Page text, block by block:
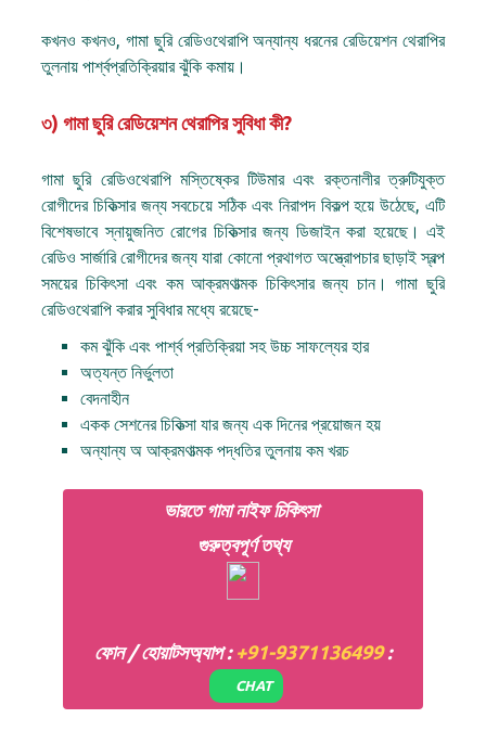
কখনও কখনও, গামা ছুরি রেডিওথেরাপি অন্যান্য ধরনের রেডিয়েশন থেরাপির
তুলনায় পার্শ্বপ্রতিক্রিয়ার ঝুঁকি কমায়।
৩) গামা ছুরি রেডিয়েশন থেরাপির সুবিধা কী?
গামা ছুরি রেডিওথেরাপি মস্তিষ্কের টিউমার এবং রক্তনালীর ত্রুটিযুক্ত
রোগীদের চিকিত্সার জন্য সবচেয়ে সঠিক এবং নিরাপদ বিকল্প হয়ে উঠেছে, এটি
বিশেষভাবে স্নায়ুজনিত রোগের চিকিত্সার জন্য ডিজাইন করা হয়েছে। এই
রেডিও সার্জারি রোগীদের জন্য যারা কোনো প্রথাগত অস্ত্রোপচার ছাড়াই স্বল্প
সময়ের চিকিৎসা এবং কম আক্রমণাত্মক চিকিৎসার জন্য চান। গামা ছুরি
রেডিওথেরাপি করার সুবিধার মধ্যে রয়েছে-
কম ঝুঁকি এবং পার্শ্ব প্রতিক্রিয়া সহ উচ্চ সাফল্যের হার
অত্যন্ত নির্ভুলতা
বেদনাহীন
একক সেশনের চিকিত্সা যার জন্য এক দিনের প্রয়োজন হয়
অন্যান্য অ আক্রমণাত্মক পদ্ধতির তুলনায় কম খরচ
ভারতে গামা নাইফ চিকিৎসা
গুরুত্বপূর্ণ তথ্য
ফোন / হোয়াটসঅ্যাপ : +91-9371136499:
CHAT